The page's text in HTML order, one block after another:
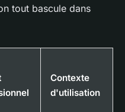
tout bascule dans
Contexte
d'utilisation